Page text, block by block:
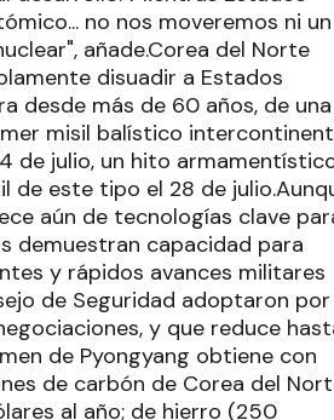
no nos moveremos ni un
añade.Corea del Norte
disuadir a Estados
desde más de 60 años, de una
misil balístico
de julio, un hito
de este tipo el 28 de
aún de tecnologías clave
demuestran capacidad para
y rápidos avances militares
de Seguridad adoptaron por
y que reduce
de Pyongyang obtiene con
de carbón de Corea del
al año; de hierro (250